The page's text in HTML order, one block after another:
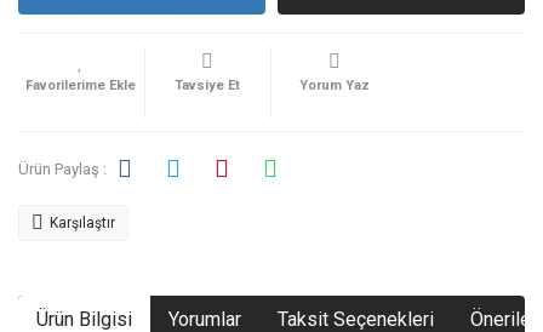
Tavsiye Et Yorum Yaz
Ürün Paylaş :
Karşılaştır
Ürün Bilgisi Yorumlar Taksit Seçenekleri